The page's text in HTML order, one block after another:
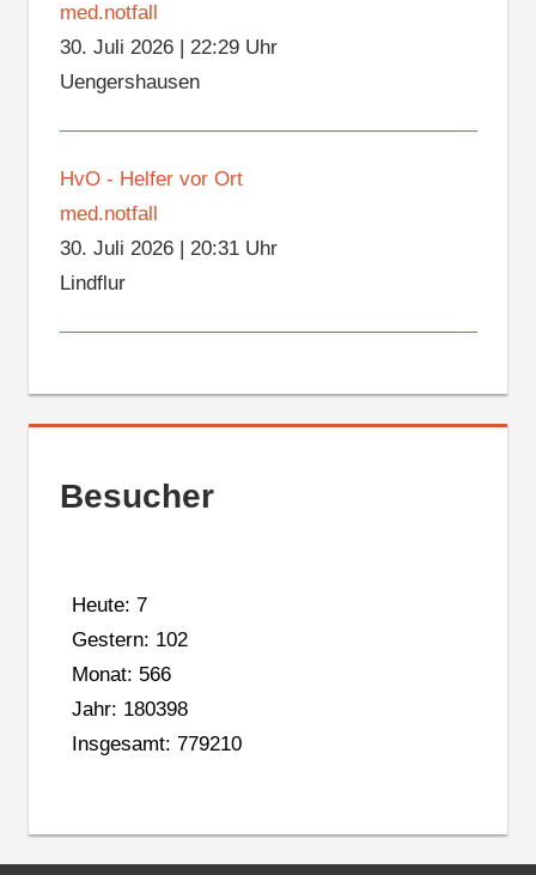
med.notfall
30. Juli 2026| 22:29 Uhr
Uengershausen
HvO - Helfer vor Ort
med.notfall
30. Juli 2026| 20:31 Uhr
Lindflur
Besucher
Heute: 7
Gestern: 102
Monat: 566
Jahr: 180398
Insgesamt: 779210